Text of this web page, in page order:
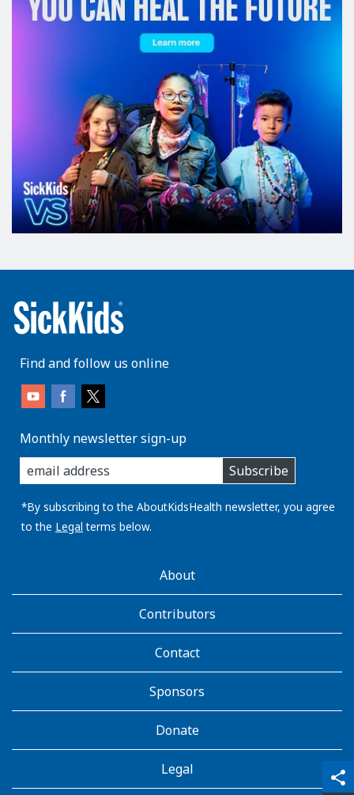
share
qr_code_scanner
content_copy
Find and follow us online
Monthly newsletter sign-up
enter
you
email
address:
Subscribe
*By subscribing to the AboutKidsHealth newsletter, you agree
to the Legal terms below.
AboutKidsHealthAbout
Contributors
Contact
Sponsors
Donate
Legal